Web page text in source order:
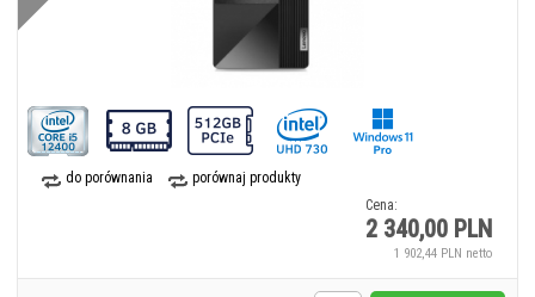
do porównania
porównaj produkty
Cena:
2 340,00 PLN
1 902,44 PLN netto